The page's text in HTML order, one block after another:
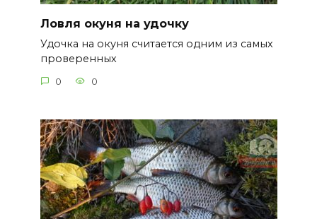
Ловля окуня на удочку
Удочка на окуня считается одним из самых
проверенных
0 0